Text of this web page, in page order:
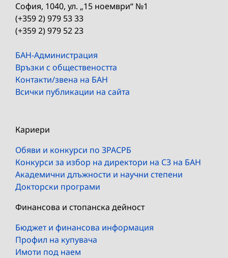
София, 1040, ул. „15 ноември“ №1
(+359 2) 979 53 33
(+359 2) 979 52 23
БАН-Администрация
Връзки с обществеността
Контакти/звена на БАН
Всички публикации на сайта
Кариери
Обяви и конкурси по ЗРАСРБ
Конкурси за избор на директори на СЗ на БАН
Академични длъжности и научни степени
Докторски програми
Финансова и стопанска дейност
Бюджет и финансова информация
Профил на купувача
Имоти под наем